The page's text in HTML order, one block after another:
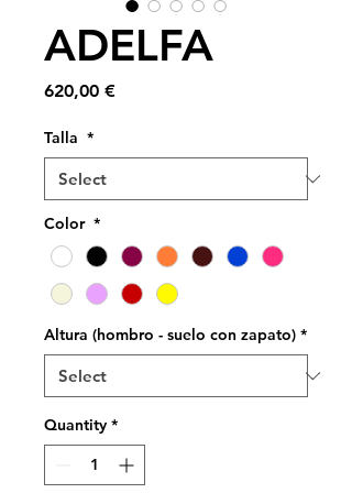
ADELFA
620,00 €Price
Talla *
Color *
Altura (hombro - suelo con zapato) *
Quantity *